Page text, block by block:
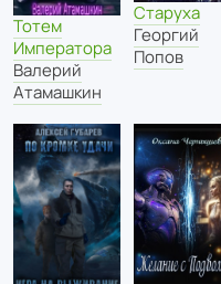
Тотем
Императора
Валерий
Атамашкин
Старуха
Георгий
Попов